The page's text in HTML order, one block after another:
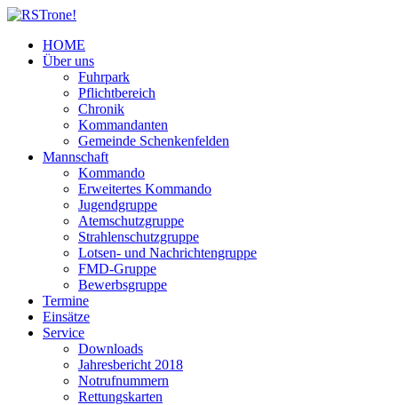
HOME
Über uns
Fuhrpark
Pflichtbereich
Chronik
Kommandanten
Gemeinde Schenkenfelden
Mannschaft
Kommando
Erweitertes Kommando
Jugendgruppe
Atemschutzgruppe
Strahlenschutzgruppe
Lotsen- und Nachrichtengruppe
FMD-Gruppe
Bewerbsgruppe
Termine
Einsätze
Service
Downloads
Jahresbericht 2018
Notrufnummern
Rettungskarten